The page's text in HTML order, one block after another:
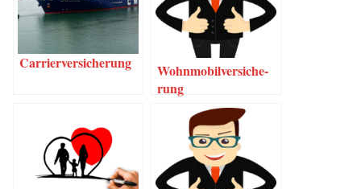
Car­ri­er­ver­si­che­rung
Wohn­mo­bil­ver­si­che­
rung